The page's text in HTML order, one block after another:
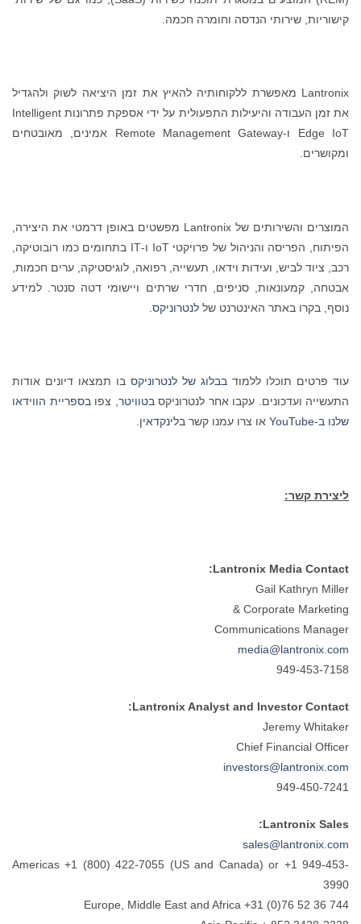
קישוריות, שירותי הנדסה וחומרה חכמה.
Lantronix מאפשרת ללקוחותיה להאיץ את זמן היציאה לשוק ולהגדיל
את זמן העבודה והיעילות התפעולית על ידי אספקת פתרונות Intelligent
Edge IoT ו-Remote Management Gateway אמינים, מאובטחים
ומקושרים.
המוצרים והשירותים של Lantronix מפשטים באופן דרמטי את היצירה,
הפיתוח, הפריסה והניהול של פרויקטי IoT ו-IT בתחומים כמו רובוטיקה,
רכב, ציוד לביש, ועידות וידאו, תעשייה, רפואה, לוגיסטיקה, ערים חכמות,
אבטחה, קמעונאות, סניפים, חדרי שרתים ויישומי דטה סנטר. למידע
נוסף, בקרו באתר האינטרנט של לנטרוניקס
עוד פרטים תוכלו ללמוד בבלוג של לנטרוניקס בו תמצאו דיונים אודות
התעשייה ועדכונים. עקבו אחר לנטרוניקסבטוויטר, צפובספריית הווידאו
שלנו ב-YouTube
או צרו עמנו קשר בלינקדאין.
ליצירת קשר:
Lantronix Media Contact:
Gail Kathryn Miller
Corporate Marketing &
Communications Manager
media@lantronix.com
949-453-7158
Lantronix Analyst and Investor Contact:
Jeremy Whitaker
Chief Financial Officer
investors@lantronix.com
949-450-7241
Lantronix Sales:
sales@lantronix.com
Americas +1 (800) 422-7055 (US and Canada) or +1 949-453-
3990
Europe, Middle East and Africa +31 (0)76 52 36 744